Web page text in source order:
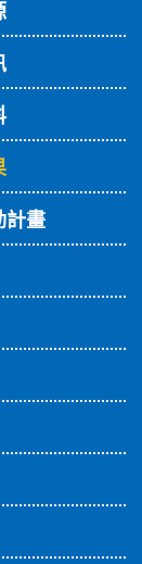
計畫